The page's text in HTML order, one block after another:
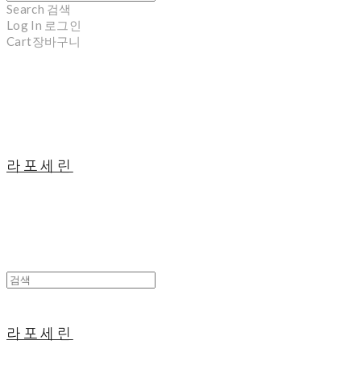
Search 검색
Log In 로그인
Cart장바구니
라포세린
라포세린